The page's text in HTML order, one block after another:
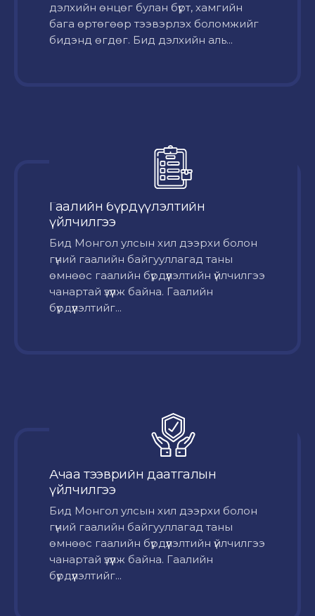
дэлхийн өнцөг булан бүрт, хамгийн
бага өртөгөөр тээвэрлэх боломжийг
бидэнд өгдөг. Бид дэлхийн аль...
Гаалийн бүрдүүлэлтийн
үйлчилгээ
Бид Монгол улсын хил дээрхи болон
гүний гаалийн байгууллагад таны
өмнөөс гаалийн бүрдүүлэлтийн үйлчилгээ
чанартай үзүүлж байна. Гаалийн
бүрдүүлэлтийг...
Ачаа тээврийн даатгалын
үйлчилгээ
Бид Монгол улсын хил дээрхи болон
гүний гаалийн байгууллагад таны
өмнөөс гаалийн бүрдүүлэлтийн үйлчилгээ
чанартай үзүүлж байна. Гаалийн
бүрдүүлэлтийг...